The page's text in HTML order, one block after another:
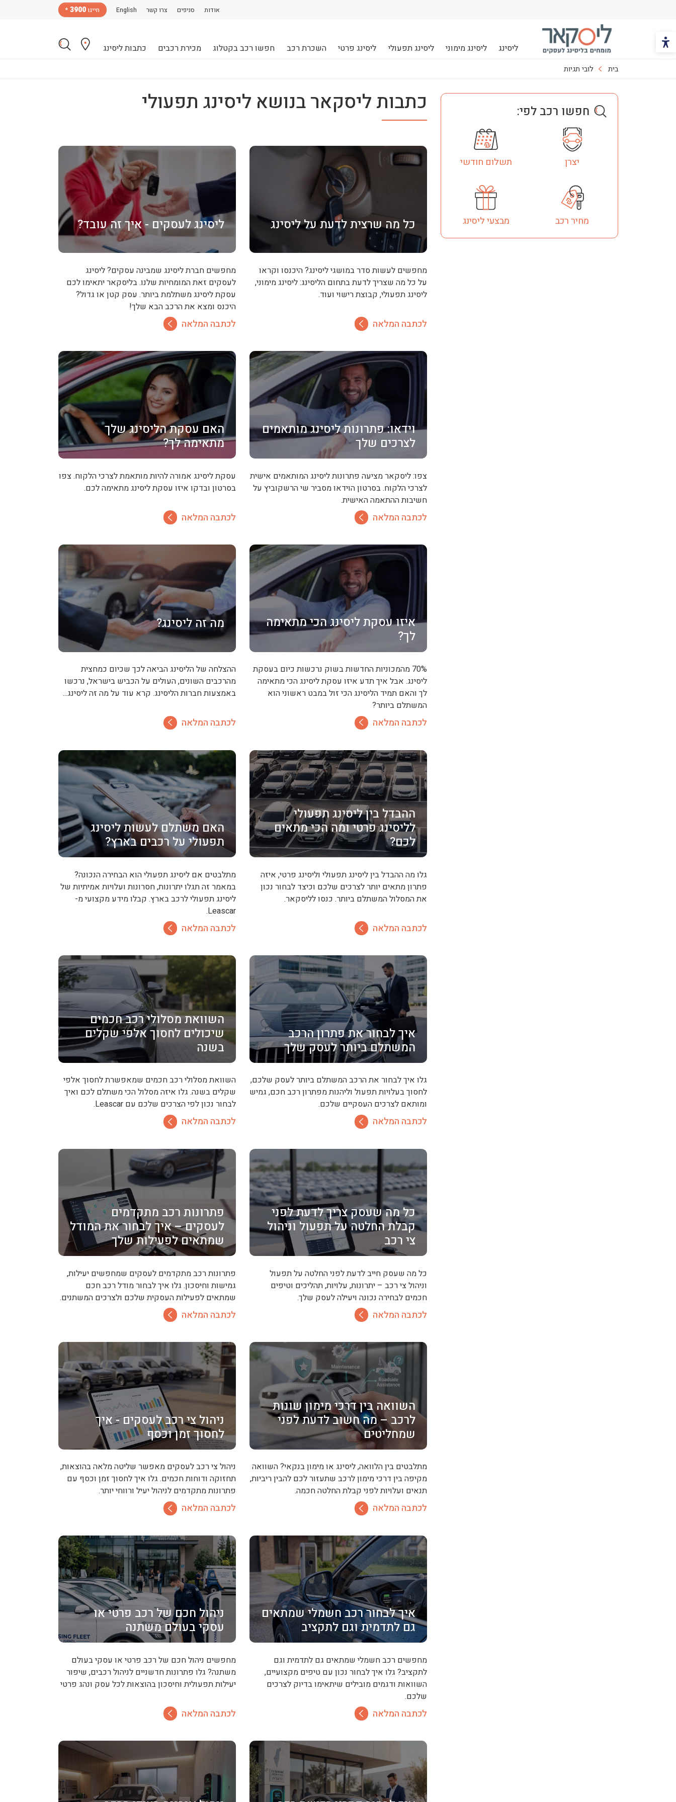
הכפתור משנה את צבעי הקונטרסט
אודות סניפים צרו קשר English חייגו 3900
*
ליסינג ליסינג מימוני ליסינג תפעולי ליסינג פרטי השכרת רכב חפשו רכב בקטלוג מכירת רכבים כתבות ליסינג
בית לובי תגיות
חפשו רכב לפי:
יצרן תשלום חודשי
מחיר רכב מבצעי ליסינג
כתבות ליסקאר בנושא ליסינג תפעולי
כל מה שרצית לדעת על ליסינג
מחפשים לעשות סדר במושגי ליסינג? היכנסו וקראו
על כל מה שצריך לדעת בתחום הליסינג: ליסינג מימוני,
ליסינג תפעולי, קבוצת רישוי ועוד.
לכתבה המלאה
ליסינג לעסקים - איך זה עובד?
מחפשים חברת ליסינג שמבינה עסקים? ליסינג
לעסקים זאת המומחיות שלנו. בליסקאר יתאימו לכם
עסקת ליסינג משתלמת ביותר. עסק קטן או גדול?
היכנס ומצא את הרכב הבא שלך!
לכתבה המלאה
וידאו: פתרונות ליסינג מותאמים
לצרכים שלך
צפו: ליסקאר מציעה פתרונות ליסינג המותאמים אישית
לצרכי הלקוח. בסרטון הוידאו מסביר שי הרשקוביץ על
חשיבות ההתאמה האישית.
לכתבה המלאה
האם עסקת הליסינג שלך
מתאימה לך?
עסקת ליסינג אמורה להיות מותאמת לצרכי הלקוח. צפו
בסרטון ובדקו איזו עסקת ליסינג מתאימה לכם.
לכתבה המלאה
איזו עסקת ליסינג הכי מתאימה
לך?
70% מהמכוניות החדשות בשוק נרכשות כיום בעסקת
ליסינג. אבל איך תדע איזו עסקת ליסינג הכי מתאימה
לך והאם תמיד הליסינג הכי זול במבט ראשוני הוא
המשתלם ביותר?
לכתבה המלאה
מה זה ליסינג?
ההצלחה של הליסינג הביאה לכך שכיום כמחצית
מהרכבים השונים, העולים על הכביש בישראל, נרכשו
באמצעות חברות הליסינג. קרא עוד על מה זה ליסינג...
לכתבה המלאה
ההבדל בין ליסינג תפעולי
לליסינג פרטי ומה הכי מתאים
לכם?
גלו מה ההבדל בין ליסינג תפעולי וליסינג פרטי, איזה
פתרון מתאים יותר לצרכים שלכם וכיצד לבחור נכון
את המסלול המשתלם ביותר. כנסו לליסקאר.
לכתבה המלאה
האם משתלם לעשות ליסינג
תפעולי על רכבים בארץ?
מתלבטים אם ליסינג תפעולי הוא הבחירה הנכונה?
במאמר זה תגלו יתרונות, חסרונות ועלויות אמיתיות של
ליסינג תפעולי לרכב בארץ. קבלו מידע מקצועי מ-
Leascar.
לכתבה המלאה
איך לבחור את פתרון הרכב
המשתלם ביותר לעסק שלך
גלו איך לבחור את הרכב המשתלם ביותר לעסק שלכם,
לחסוך בעלויות תפעול וליהנות מפתרון רכב חכם, גמיש
ומותאם לצרכים העסקיים שלכם.
לכתבה המלאה
השוואת מסלולי רכב חכמים
שיכולים לחסוך אלפי שקלים
בשנה
השוואת מסלולי רכב חכמים שמאפשרת לחסוך אלפי
שקלים בשנה. גלו איזה מסלול הכי משתלם לכם ואיך
לבחור נכון לפי הצרכים שלכם עם Leascar.
לכתבה המלאה
כל מה שעסק צריך לדעת לפני
קבלת החלטה על תפעול וניהול
צי רכב
כל מה שעסק חייב לדעת לפני החלטה על תפעול
וניהול צי רכב – יתרונות, עלויות, תהליכים וטיפים
חכמים לבחירה נכונה ויעילה לעסק שלך.
לכתבה המלאה
פתרונות רכב מתקדמים
לעסקים – איך לבחור את המודל
שמתאים לפעילות שלך
פתרונות רכב מתקדמים לעסקים שמחפשים יעילות,
גמישות וחיסכון. גלו איך לבחור מודל רכב חכם
שמתאים לפעילות העסקית שלכם ולצרכים המשתנים.
לכתבה המלאה
השוואה בין דרכי מימון שונות
לרכב – מה חשוב לדעת לפני
שמחליטים
מתלבטים בין הלוואה, ליסינג או מימון בנקאי? השוואה
מקיפה בין דרכי מימון לרכב שתעזור לכם להבין ריביות,
תנאים ועלויות לפני קבלת החלטה חכמה.
לכתבה המלאה
ניהול צי רכב לעסקים - איך
לחסוך זמן וכסף
ניהול צי רכב לעסקים מאפשר שליטה מלאה בהוצאות,
תחזוקה ודוחות חכמים. גלו איך לחסוך זמן וכסף עם
פתרונות מתקדמים לניהול יעיל ורווחי יותר.
לכתבה המלאה
איך לבחור רכב חשמלי שמתאים
גם לתדמית וגם לתקציב
מחפשים רכב חשמלי שמתאים גם לתדמית וגם
לתקציב? גלו איך לבחור נכון עם טיפים מקצועיים,
השוואות ודגמים מובילים שיתאימו בדיוק לצרכים
שלכם.
לכתבה המלאה
ניהול חכם של רכב פרטי או
עסקי בעולם משתנה
מחפשים ניהול חכם של רכב פרטי או עסקי בעולם
משתנה? גלו פתרונות חדשניים לניהול רכבים, שיפור
יעילות תפעולית וחיסכון בהוצאות לכל עסק ונהג פרטי
לכתבה המלאה